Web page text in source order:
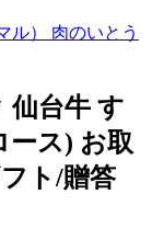
ル） 肉のいとう
仙台牛 す
ース) お取
ト/贈答